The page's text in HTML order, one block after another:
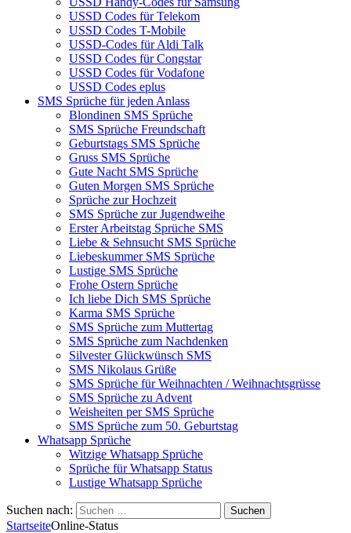
USSD Codes für Telekom
USSD Codes T-Mobile
USSD-Codes für Aldi Talk
USSD Codes für Congstar
USSD Codes für Vodafone
USSD Codes eplus
SMS Sprüche für jeden Anlass
Blondinen SMS Sprüche
SMS Sprüche Freundschaft
Geburtstags SMS Sprüche
Gruss SMS Sprüche
Gute Nacht SMS Sprüche
Guten Morgen SMS Sprüche
Sprüche zur Hochzeit
SMS Sprüche zur Jugendweihe
Erster Arbeitstag Sprüche SMS
Liebe & Sehnsucht SMS Sprüche
Liebeskummer SMS Sprüche
Lustige SMS Sprüche
Frohe Ostern Sprüche
Ich liebe Dich SMS Sprüche
Karma SMS Sprüche
SMS Sprüche zum Muttertag
SMS Sprüche zum Nachdenken
Silvester Glückwünsch SMS
SMS Nikolaus Grüße
SMS Sprüche für Weihnachten / Weihnachtsgrüsse
SMS Sprüche zu Advent
Weisheiten per SMS Sprüche
SMS Sprüche zum 50. Geburtstag
Whatsapp Sprüche
Witzige Whatsapp Sprüche
Sprüche für Whatsapp Status
Lustige Whatsapp Sprüche
Suchen nach:
StartseiteOnline-Status